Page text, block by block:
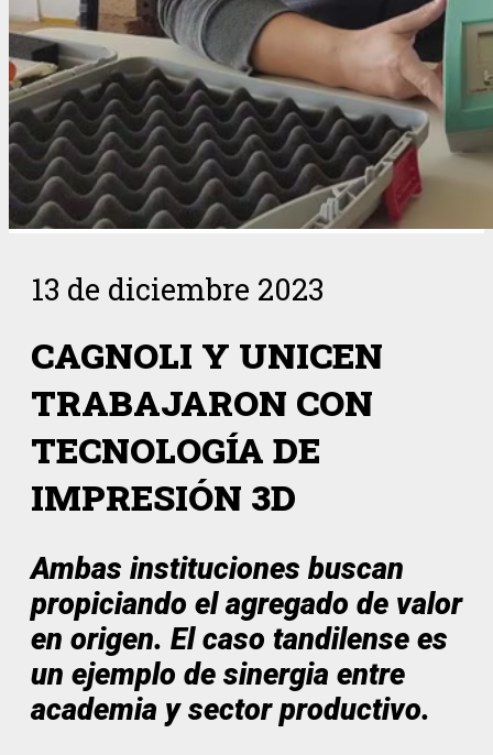
13 de diciembre 2023
CAGNOLI Y UNICEN
TRABAJARON CON
TECNOLOGÍA DE
IMPRESIÓN 3D
Ambas instituciones buscan
propiciando el agregado de valor
en origen. El caso tandilense es
un ejemplo de sinergia entre
academia y sector productivo.